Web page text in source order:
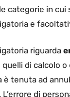
categorie in cui
e
riguarda
quelli di calcolo o
è tenuta ad
di